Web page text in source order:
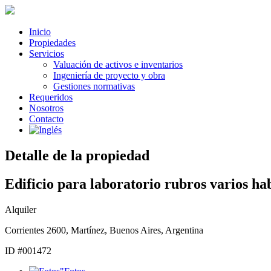
Inicio
Propiedades
Servicios
Valuación de activos e inventarios
Ingeniería de proyecto y obra
Gestiones normativas
Requeridos
Nosotros
Contacto
Detalle de la propiedad
Edificio para laboratorio rubros varios
Alquiler
Corrientes 2600, Martínez, Buenos Aires, Argentina
ID #001472